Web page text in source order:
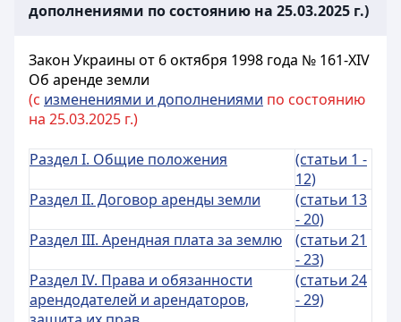
дополнениями по состоянию на 25.03.2025 г.)
Закон Украины от 6 октября 1998 года № 161-XIV
Об аренде земли
(с изменениями и дополнениями по состоянию
на 25.03.2025 г.)
Раздел I. Общие положения
(статьи 1 -
12)
Раздел II. Договор аренды земли
(статьи 13
- 20)
Раздел III. Арендная плата за землю
(статьи 21
- 23)
Раздел IV. Права и обязанности
арендодателей и арендаторов,
(статьи 24
- 29)